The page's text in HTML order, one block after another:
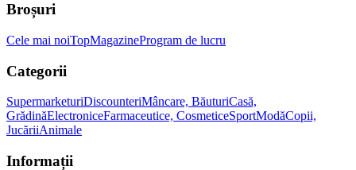
Broșuri
Cele mai noiTopMagazineProgram de lucru
Categorii
SupermarketuriDiscounteriMâncare, BăuturiCasă,
GrădinăElectroniceFarmaceutice, CosmeticeSportModăCopii,
JucăriiAnimale
Informații